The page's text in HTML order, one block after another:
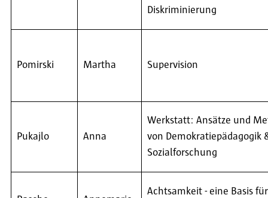
Diskriminierung
Pomirski Martha Supervision
Pukajlo Anna
Werkstatt: Ansätze und
von Demokratiepädagogik
Sozialforschung
Achtsamkeit - eine Basis für